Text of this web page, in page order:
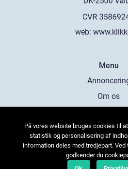
web:
Menu
Om os
Kontakt os
Sitemap
På vores website bruges cookies til
statistik og personalisering af
information deles med tredjepart.
godkender du